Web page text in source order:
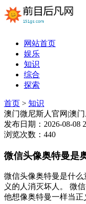
网站首页
娱乐
知识
综合
探索
首页 > 知识
澳门微尼斯人官网|澳
发布日期：2026-08-08
浏览次数：440
微信头像奥特曼是
微信头像奥特曼是什
义的人消灭坏人。 微
他想像奥特曼一样当正